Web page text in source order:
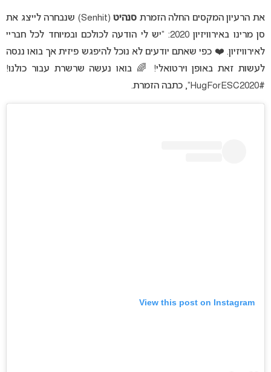
את הרעיון המקסים החלה הזמרת סנהיט
(Senhit) שנבחרה לייצג את
סן מרינו באירוויזיון 2020: “יש לי הודעה לכולכם ובמיוחד לכל חבריי
לאירוויזיון. ❤️ כפי שאתם יודעים לא נוכל להיפגש פיזית אך בואו ננסה
לעשות זאת באופן וירטואלי! 🌈 בואו נעשה שרשרת עבור כולנו!
#HugForESC2020”, כתבה הזמרת.
View this post on Instagram